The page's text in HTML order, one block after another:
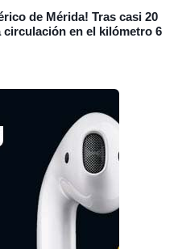
de Mérida! Tras casi 20
circulación en el kilómetro 6